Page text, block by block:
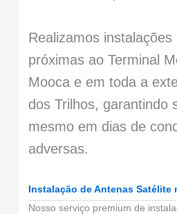
Realizamos
próximas ao Terminal
Mooca e em toda a
dos Trilhos, garantindo
mesmo em dias de
adversas.
Instalação de Antenas Satélite
Nosso serviço premium de